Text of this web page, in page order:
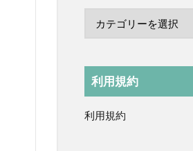
利用規約
利用規約